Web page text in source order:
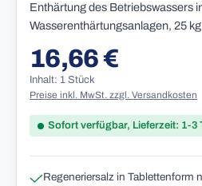
Enthärtung des Betriebswassers
Wasserenthärtungsanlagen, 25
Regulärer Preis:
16,66 €
Inhalt: 1 Stück
Preise inkl. MwSt. zzgl. Versandkosten
Sofort verfügbar, Lieferzeit: 1-3
Regeneriersalz in Tablettenform